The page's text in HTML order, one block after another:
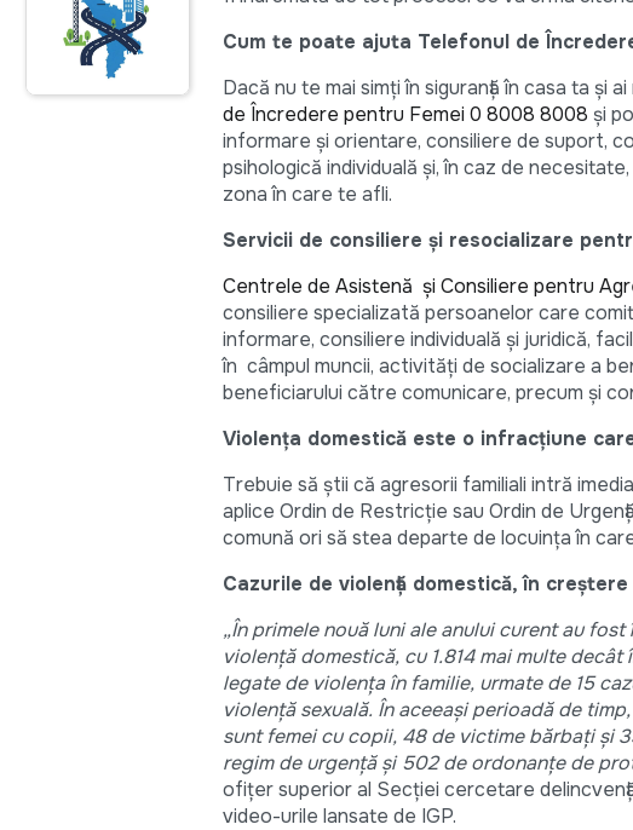
Cum te poate ajuta Telefonul de
Dacă nu te mai simți în siguranță în casa ta și
de Încredere pentru Femei 0 8008 8008 și
informare și orientare, consiliere de suport,
psihologică individuală și, în caz de
zona în care te afli.
Servicii de consiliere și resocializare
Centrele de Asistenţă şi Consiliere pentru
consiliere specializată persoanelor care
informare, consiliere individuală și juridică,
în câmpul muncii, activități de socializare a
beneficiarului către comunicare, precum și
Violența domestică este o infracțiune
Trebuie să știi că agresorii familiali intră
aplice Ordin de Restricție sau Ordin de
comună ori să stea departe de locuința în
Cazurile de violență domestică, în creștere
„În primele nouă luni ale anului curent au
violență domestică, cu 1.814 mai multe
legate de violența în familie, urmate de 15
violență sexuală. În aceeași perioadă de
sunt femei cu copii, 48 de victime bărbați și
regim de urgență și 502 de ordonanțe de
ofițer superior al Secției cercetare
video-urile lansate de IGP.